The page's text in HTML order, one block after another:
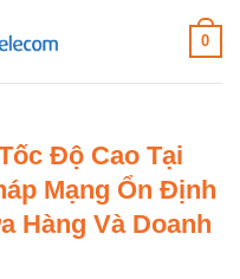
0
Độ Cao Tại
Mạng Ổn Định
Hàng Và Doanh